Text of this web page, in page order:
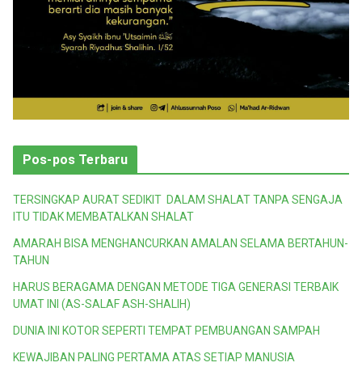
Pos-pos Terbaru
TERSINGKAP AURAT SEDIKIT DALAM SHALAT TANPA SENGAJA
ITU TIDAK MEMBATALKAN SHALAT
AMARAH BISA MENGHANCURKAN AMALAN SELAMA BERTAHUN-
TAHUN
HARUS BERAGAMA DENGAN METODE TIGA GENERASI TERBAIK
UMAT INI (AS-SALAF ASH-SHALIH)
DUNIA INI KOTOR SEPERTI TEMPAT PEMBUANGAN SAMPAH
KEWAJIBAN PALING PERTAMA ATAS SETIAP MANUSIA